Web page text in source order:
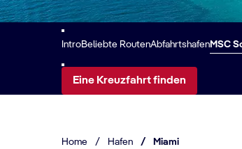
IntroBeliebte RoutenAbfahrtshafenMSC
Eine Kreuzfahrt finden
Home / Hafen / Miami